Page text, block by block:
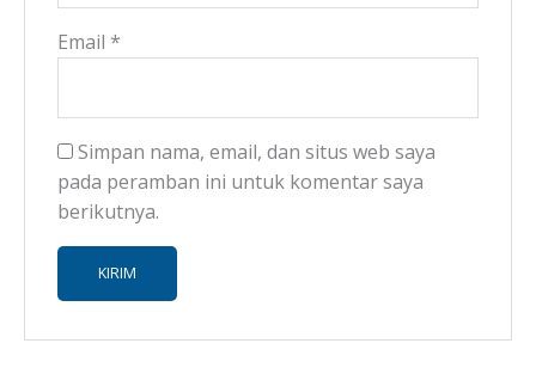
Email *
Simpan nama, email, dan situs web saya
pada peramban ini untuk komentar saya
berikutnya.